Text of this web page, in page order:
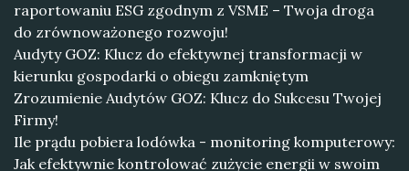
raportowaniu ESG zgodnym z VSME – Twoja droga
do zrównoważonego rozwoju!
Audyty GOZ: Klucz do efektywnej transformacji w
kierunku gospodarki o obiegu zamkniętym
Zrozumienie Audytów GOZ: Klucz do Sukcesu Twojej
Firmy!
Ile prądu pobiera lodówka - monitoring komputerowy:
Jak efektywnie kontrolować zużycie energii w swoim